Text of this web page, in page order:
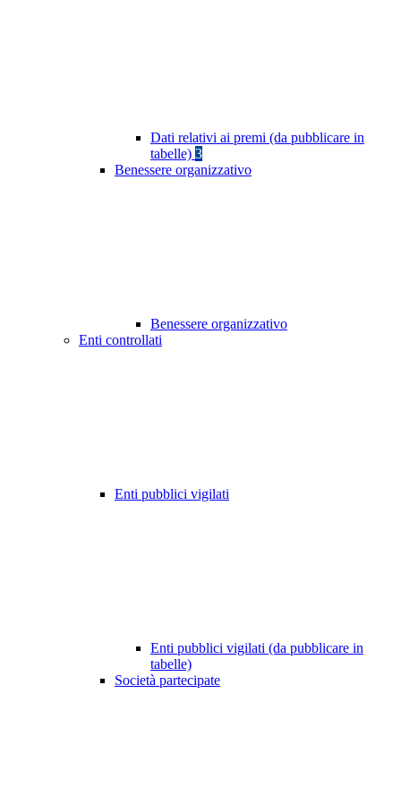
Dati relativi ai premi (da pubblicare in
tabelle) 3
Benessere organizzativo
Benessere organizzativo
Enti controllati
Enti pubblici vigilati
Enti pubblici vigilati (da pubblicare in
tabelle)
Società partecipate